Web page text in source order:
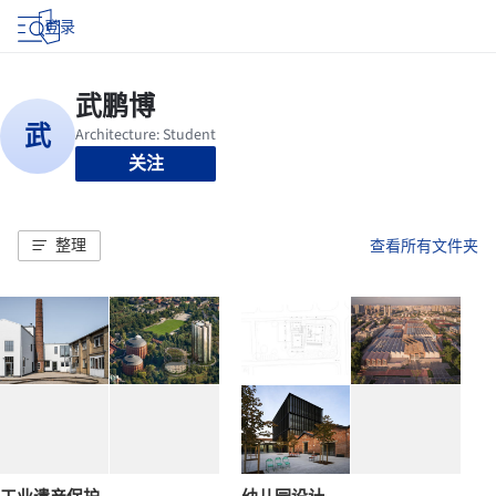
登录
关注
整理 查看所有文件夹